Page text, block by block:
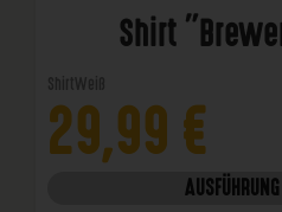
Shirt
29,99 €